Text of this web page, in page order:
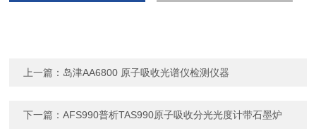
上一篇： 岛津AA6800 原子吸收光谱仪检测仪器
下一篇：AFS990普析TAS990原子吸收分光光度计带石墨炉